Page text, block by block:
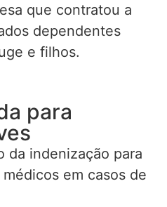
que contratou a
dependentes
e filhos.
para
da indenização para
em casos de